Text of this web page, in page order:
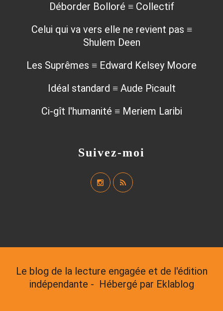
Suivez-moi
Déborder Bolloré ≡ Collectif
Celui qui va vers elle ne revient pas ≡
Shulem Deen
Les Suprêmes ≡ Edward Kelsey Moore
Idéal standard ≡ Aude Picault
Ci-gît l'humanité ≡ Meriem Laribi
Le blog de la lecture engagée et de l'édition
indépendante - Hébergé par Eklablog